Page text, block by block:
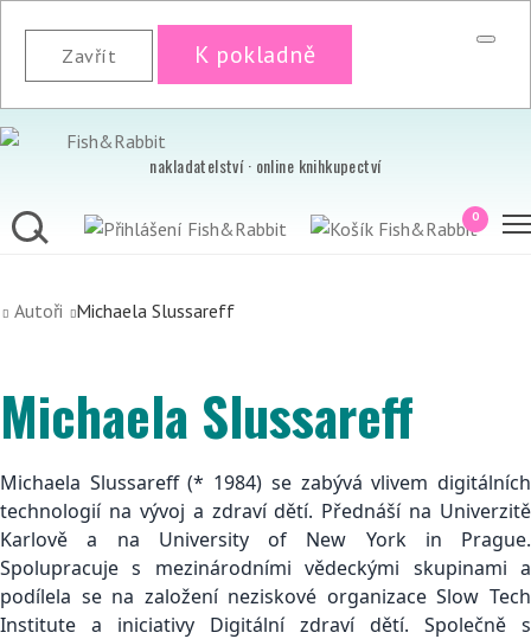
Zavřít K pokladně
nakladatelství · online knihkupectví
0
Autoři Michaela Slussareff
Michaela Slussareff
Michaela Slussareff (* 1984) se zabývá vlivem digitálních
technologií na vývoj a zdraví dětí. Přednáší na Univerzitě
Karlově a na University of New York in Prague.
Spolupracuje s mezinárodními vědeckými skupinami a
podílela se na založení neziskové organizace Slow Tech
Institute a iniciativy Digitální zdraví dětí. Společně s